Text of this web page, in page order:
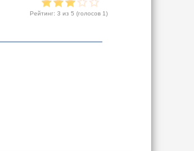
Рейтинг: 3 из 5 (голосов 1)